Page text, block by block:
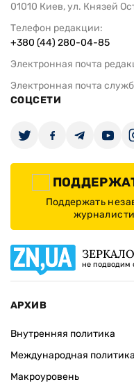
01010 Киев, ул. Князей
Телефон редакции:
+380 (44) 280-04-85
Электронная почта
Электронная почта
СОЦСЕТИ
Поддержать
не подводим
АРХИВ
Внутренняя политика
Международная политика
Макроуровень